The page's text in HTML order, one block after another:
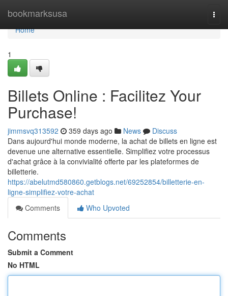
bookmarksusa
Home
Home
1
Billets Online : Facilitez Your
Purchase!
jimmsvq313592 359 days ago News
Discuss
Dans aujourd'hui monde moderne, la achat de billets en ligne est
devenue une alternative essentielle. Simplifiez votre processus
d'achat grâce à la convivialité offerte par les plateformes de
billetterie.
https://abelutmd580860.getblogs.net/69252854/billetterie-en-
ligne-simplifiez-votre-achat
Comments
Who Upvoted
Comments
Submit a Comment
No HTML